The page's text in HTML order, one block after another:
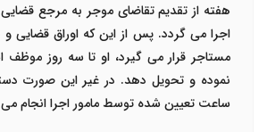
هفته از تقدیم تقاضای موجر به مرجع
اجرا می گردد. پس از این که اوراق قضایی و
مستاجر قرار می گیرد، او تا سه روز
نموده و تحویل دهد. در غیر این صورت
ساعت تعیین شده توسط مامور اجرا انجام می